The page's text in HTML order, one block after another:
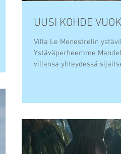
UUSI KOHDE
Villa Le Menestrelin
Ystäväperheemme
villansa yhteydessä